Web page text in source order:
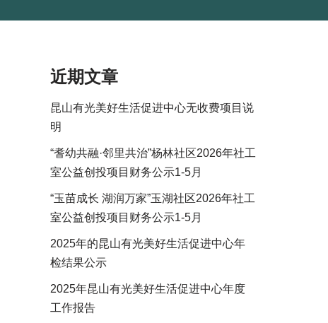
近期文章
昆山有光美好生活促进中心无收费项目说
明
“耆幼共融·邻里共治”杨林社区2026年社工
室公益创投项目财务公示1-5月
“玉苗成长 湖润万家”玉湖社区2026年社工
室公益创投项目财务公示1-5月
2025年的昆山有光美好生活促进中心年
检结果公示
2025年昆山有光美好生活促进中心年度
工作报告